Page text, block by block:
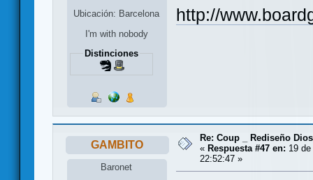
Ubicación: Barcelona
I'm with nobody
Distinciones
http://
GAMBITO
Baronet
Re: Coup _ Rediseño
« Respuesta #47 en: 19
22:52:47 »